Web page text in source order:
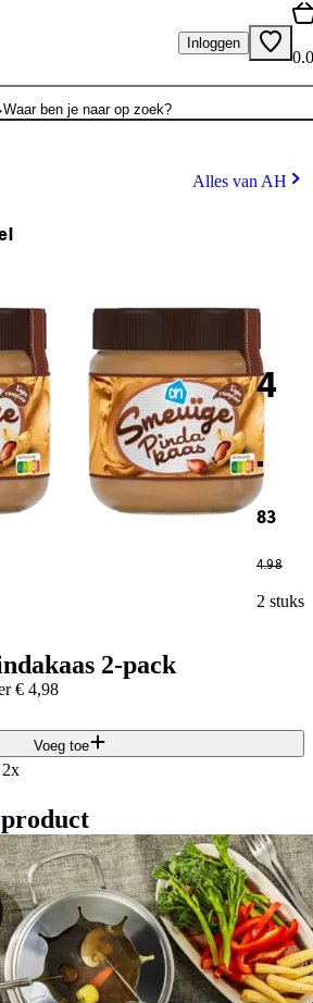
Inloggen
Waar ben je naar op zoek?
Alles van AH
4
.
83
4.98
2 stuks
2-pack
€ 4,98
Voeg toe
2x